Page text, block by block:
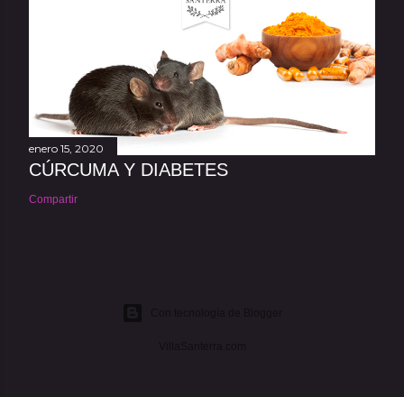
enero 15, 2020
CÚRCUMA Y DIABETES
Compartir